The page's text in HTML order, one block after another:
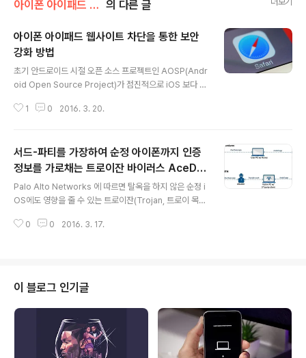
아이폰 아이패드 강좌 의 다른 글
아이폰 아이패드 웹사이트 차단을 통한 보안
강화 방법
초기 안드로이드 시절 오픈 소스 프로젝트인 AOSP(Andr
oid Open Source Project)가 점진적으로 iOS 보다 보
는 여론이 주도된 적이 있다. 당시 '헛소리' 다. 라고 했다가
경이다. 안드로이드 보안 문제점의 가장 큰 원인은 AOSP
자체, 구글이 사전 검열을 하지 않는다는 점, 파편화 된 안
드로이드 생태계를 꼽을 수 있다. 반면 iOS의 보안은 더 향
상되어왔고, 기본적으로 스미싱 등의 해킹 피해로 부터 비
교적 자유롭다. 비교적이라고 표현한 이유는 당장이야 안
전하지만 어떤 운영체제라도 보안상 완벽한 운영체제가 없
1 0 2016. 3. 20.
서드-파티를 가장하여 순정 아이폰까지 인증
정보를 가로채는 트로이잔 바이러스 AceDe
ceiver와 해결 방법
Palo Alto Networks 에 따르면 탈옥을 하지 않은 순정 i
OS에도 영향을 줄 수 있는 트로이잔(Trojan, 트로이 목마
Trojan horse virus 라 알려진 트로이잔이란 '트로이 전
를 공격자에게 네트워크를 통해 전송하는 바이러스다. (상
단 개요 설명)앱스토어에서 앱을 구매하면 사용자의 PC나
아이튠즈로 다운로드 할 수 있게 되고 이후 iOS 기기로 설
치한다. 그러나 AceDeceiver는 앱스토어로 부터 정상적
으로 앱을 구매해도 사용자 PC가 이미 감염되어 ..
0 0 2016. 3. 17.
이 블로그 인기글